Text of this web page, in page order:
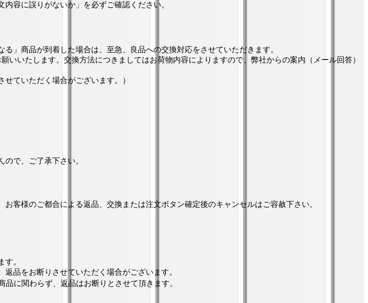
容に誤りがないか」を必ずご確認ください。
」商品が到着した場合は、至急、良品への交換対応をさせていただきます。
いたします。交換方法につきましてはお荷物内容によりますので、弊社からの案内（メール回答）
ていただく場合がございます。）
で、ご了承下さい。
客様のご都合による返品、交換または注文ボタン確定後のキャンセルはご容赦下さい。
。
品をお断りさせていただく場合がございます。
に関わらず、返品はお断りとさせて頂きます。